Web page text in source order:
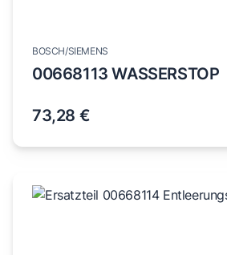
BOSCH/SIEMENS
73,28 €